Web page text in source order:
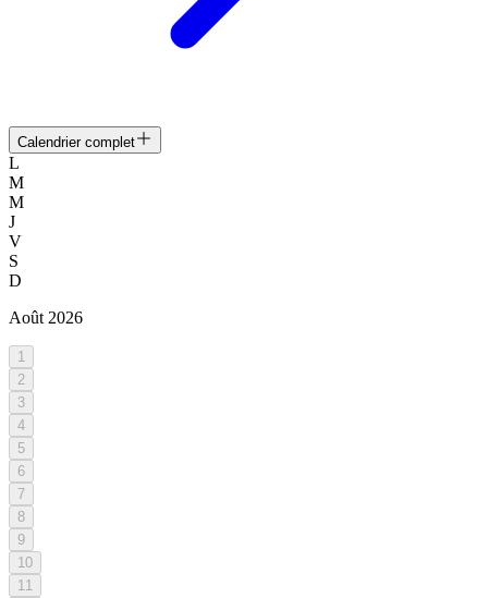
Calendrier complet
L
M
M
J
V
S
D
Août 2026
1
2
3
4
5
6
7
8
9
10
11